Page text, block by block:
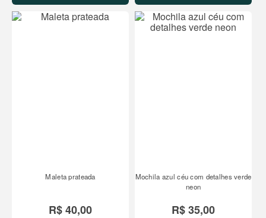
Maleta prateada
R$ 40,00
Mochila azul céu com detalhes verde
neon
R$ 35,00